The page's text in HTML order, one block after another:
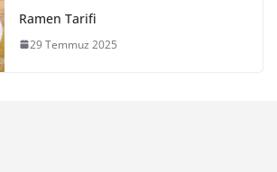
Ramen Tarifi
29 Temmuz 2025